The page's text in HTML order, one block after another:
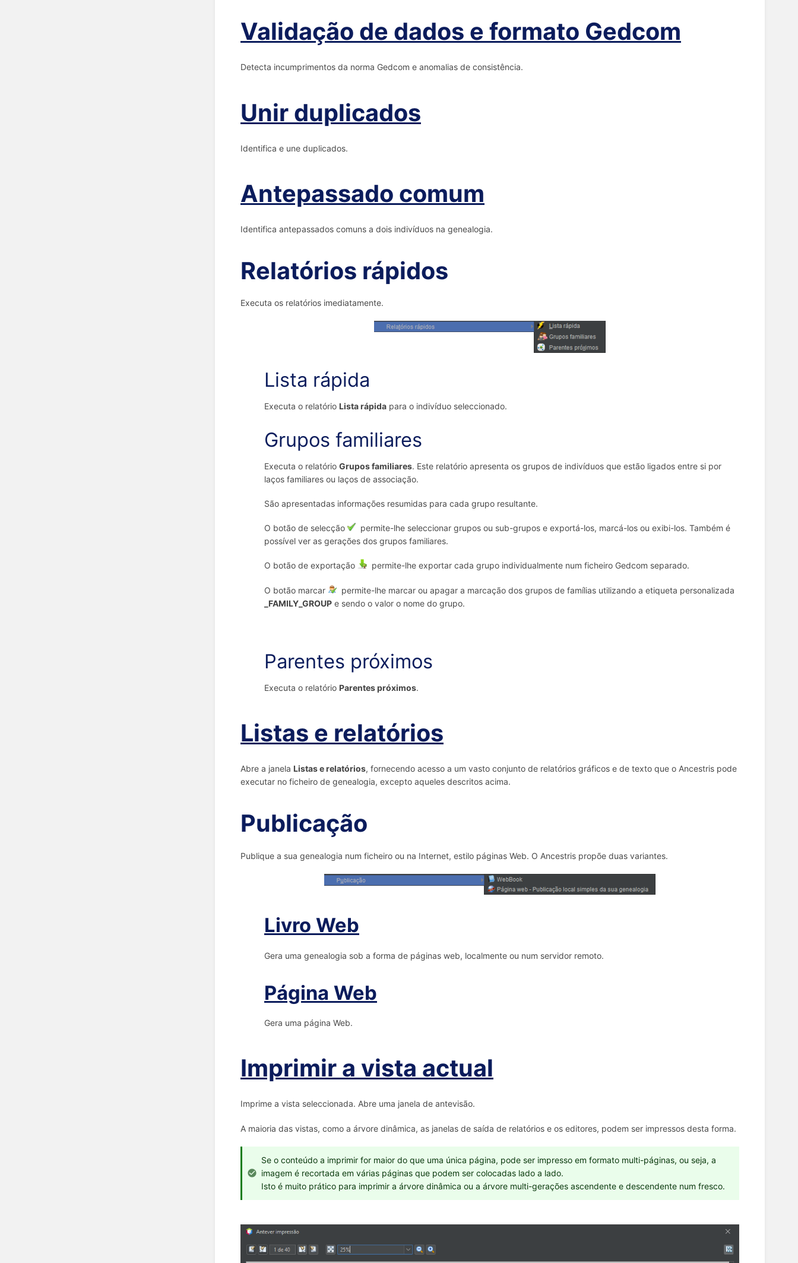
Validação de dados e formato Gedcom
Detecta incumprimentos da norma Gedcom e anomalias de consistência.
Unir duplicados
Identifica e une duplicados.
Antepassado comum
Identifica antepassados comuns a dois indivíduos na genealogia.
Relatórios rápidos
Executa os relatórios imediatamente.
Lista rápida
Executa o relatório Lista rápida para o indivíduo seleccionado.
Grupos familiares
Executa o relatório Grupos familiares. Este relatório apresenta os grupos de indivíduos que estão ligados entre si por
laços familiares ou laços de associação.
São apresentadas informações resumidas para cada grupo resultante.
O botão de selecção
permite-lhe seleccionar grupos ou sub-grupos e exportá-los, marcá-los ou exibi-los. Também é
possível ver as gerações dos grupos familiares.
O botão de exportação permite-lhe exportar cada grupo individualmente num ficheiro Gedcom separado.
O botão marcar
permite-lhe marcar ou apagar a marcação dos grupos de famílias utilizando a etiqueta personalizada
_FAMILY_GROUP e sendo o valor o nome do grupo.
Parentes próximos
Executa o relatório Parentes próximos.
Listas e relatórios
Abre a janela Listas e relatórios, fornecendo acesso a um vasto conjunto de relatórios gráficos e de texto que o Ancestris pode
executar no ficheiro de genealogia, excepto aqueles descritos acima.
Publicação
Publique a sua genealogia num ficheiro ou na Internet, estilo páginas Web. O Ancestris propõe duas variantes.
Livro Web
Gera uma genealogia sob a forma de páginas web, localmente ou num servidor remoto.
Página Web
Gera uma página Web.
Imprimir a vista actual
Imprime a vista seleccionada. Abre uma janela de antevisão.
A maioria das vistas, como a árvore dinâmica, as janelas de saída de relatórios e os editores, podem ser impressos desta forma.
Se o conteúdo a imprimir for maior do que uma única página, pode ser impresso em formato multi-páginas, ou seja, a
imagem é recortada em várias páginas que podem ser colocadas lado a lado.
Isto é muito prático para imprimir a árvore dinâmica ou a árvore multi-gerações ascendente e descendente num fresco.